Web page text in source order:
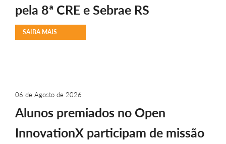
pela 8ª CRE e Sebrae RS
SAIBA MAIS
06 de Agosto de 2026
Alunos premiados no Open
InnovationX participam de missão